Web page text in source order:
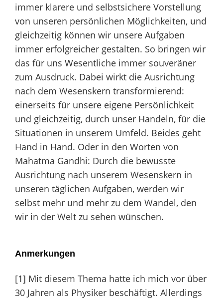
immer klarere und selbstsichere Vorstellung
von unseren persönlichen Möglichkeiten, und
gleichzeitig können wir unsere Aufgaben
immer erfolgreicher gestalten. So bringen wir
das für uns Wesentliche immer souveräner
zum Ausdruck. Dabei wirkt die Ausrichtung
nach dem Wesenskern transformierend:
einerseits für unsere eigene Persönlichkeit
und gleichzeitig, durch unser Handeln, für die
Situationen in unserem Umfeld. Beides geht
Hand in Hand. Oder in den Worten von
Mahatma Gandhi: Durch die bewusste
Ausrichtung nach unserem Wesenskern in
unseren täglichen Aufgaben, werden wir
selbst mehr und mehr zu dem Wandel, den
wir in der Welt zu sehen wünschen.
Anmerkungen
[1] Mit diesem Thema hatte ich mich vor über
30 Jahren als Physiker beschäftigt. Allerdings